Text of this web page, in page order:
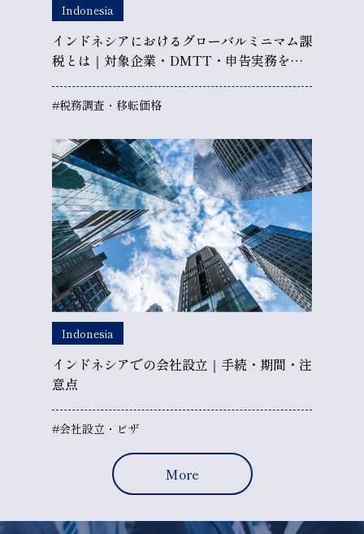
Indonesia
インドネシアにおけるグローバルミニマム課
税とは｜対象企業・DMTT・申告実務を解
#税務調査・移転価格
Indonesia
インドネシアでの会社設立｜手続・期間・注
意点
#会社設立・ビザ
More